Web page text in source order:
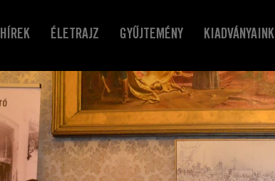
HÍREK ÉLETRAJZ GYŰJTEMÉNY KIADVÁNYAINK